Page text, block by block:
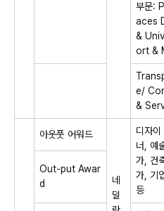
부문:
aces
&
ort &
e/
&
아웃풋 어워드
네
덜
디자이
너, 예
가, 건
가, 기
등
Out-put Awar
d